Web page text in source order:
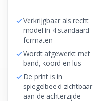
Verkrijgbaar als recht
model in 4 standaard
formaten
Wordt afgewerkt met
band, koord en lus
De print is in
spiegelbeeld zichtbaar
aan de achterzijde